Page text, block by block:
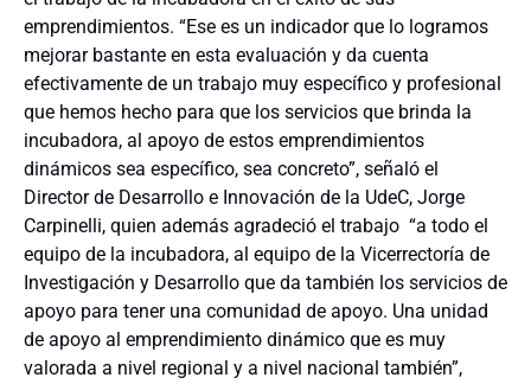
emprendimientos. “Ese es un indicador que lo logramos
mejorar bastante en esta evaluación y da cuenta
efectivamente de un trabajo muy específico y profesional
que hemos hecho para que los servicios que brinda la
incubadora, al apoyo de estos emprendimientos
dinámicos sea específico, sea concreto”, señaló el
Director de Desarrollo e Innovación de la UdeC, Jorge
Carpinelli, quien además agradeció el trabajo “a todo el
equipo de la incubadora, al equipo de la Vicerrectoría de
Investigación y Desarrollo que da también los servicios de
apoyo para tener una comunidad de apoyo. Una unidad
de apoyo al emprendimiento dinámico que es muy
valorada a nivel regional y a nivel nacional también”,